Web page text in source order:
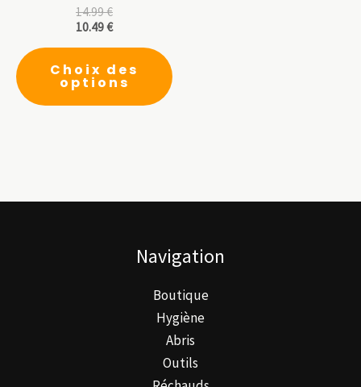
14.99€
10.49€
Choix des
options
produit
choisies
la
page
du
produit
Navigation
Boutique
Hygiène
Abris
Outils